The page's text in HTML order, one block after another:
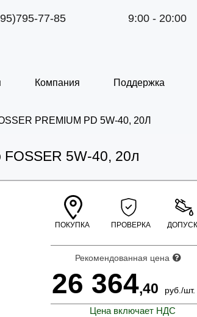
77-85 9:00 - 20:00
Компания Поддержка
PREMIUM PD 5W-40, 20Л
5W-40, 20л
ПОКУПКА ПРОВЕРКА
Рекомендованная цена
26 364,40 руб./шт.
Цена включает НДС